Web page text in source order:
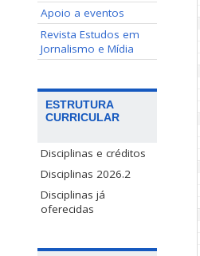
Apoio a eventos
Revista Estudos em
Jornalismo e Mídia
ESTRUTURA
CURRICULAR
Disciplinas e créditos
Disciplinas 2026.2
Disciplinas já
oferecidas